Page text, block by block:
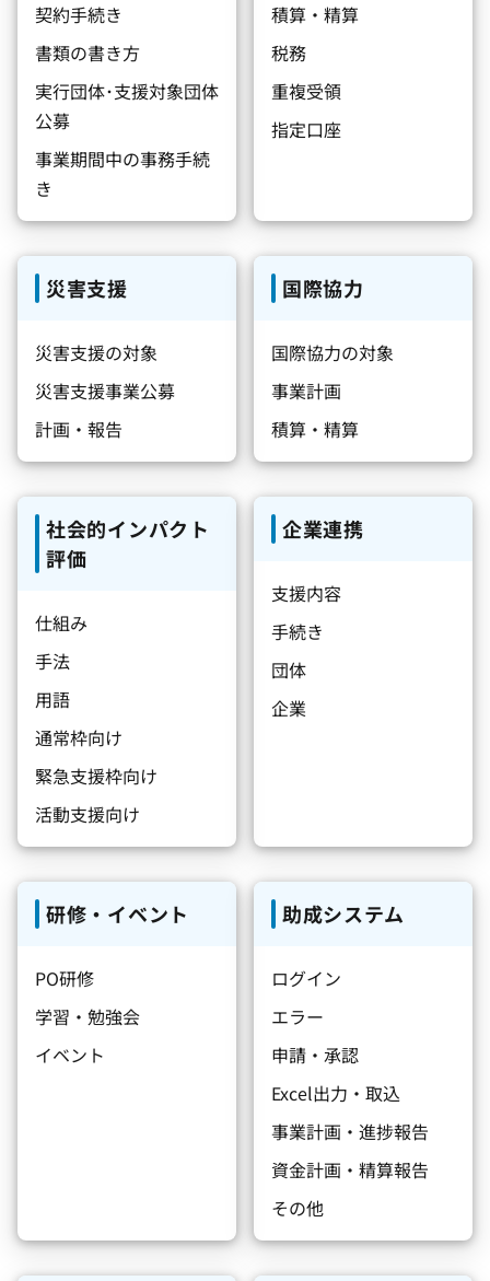
契約手続き
書類の書き方
実行団体･支援対象団体
公募
事業期間中の事務手続
き
積算・精算
税務
重複受領
指定口座
災害支援
災害支援の対象
災害支援事業公募
計画・報告
国際協力
国際協力の対象
事業計画
積算・精算
社会的インパクト
評価
仕組み
手法
用語
通常枠向け
緊急支援枠向け
活動支援向け
企業連携
支援内容
手続き
団体
企業
研修・イベント
PO研修
学習・勉強会
イベント
助成システム
ログイン
エラー
申請・承認
Excel出力・取込
事業計画・進捗報告
資金計画・精算報告
その他